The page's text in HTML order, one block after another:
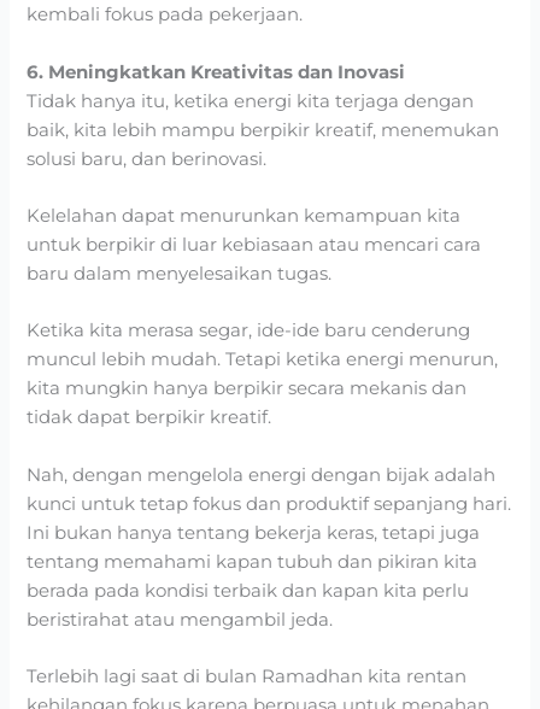
kembali fokus pada pekerjaan.
6. Meningkatkan Kreativitas dan Inovasi
Tidak hanya itu, ketika energi kita terjaga dengan
baik, kita lebih mampu berpikir kreatif, menemukan
solusi baru, dan berinovasi.
Kelelahan dapat menurunkan kemampuan kita
untuk berpikir di luar kebiasaan atau mencari cara
baru dalam menyelesaikan tugas.
Ketika kita merasa segar, ide-ide baru cenderung
muncul lebih mudah. Tetapi ketika energi menurun,
kita mungkin hanya berpikir secara mekanis dan
tidak dapat berpikir kreatif.
Nah, dengan mengelola energi dengan bijak adalah
kunci untuk tetap fokus dan produktif sepanjang hari.
Ini bukan hanya tentang bekerja keras, tetapi juga
tentang memahami kapan tubuh dan pikiran kita
berada pada kondisi terbaik dan kapan kita perlu
beristirahat atau mengambil jeda.
Terlebih lagi saat di bulan Ramadhan kita rentan